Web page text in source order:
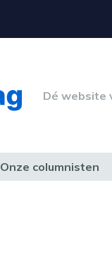
Dé website
Onze columnisten